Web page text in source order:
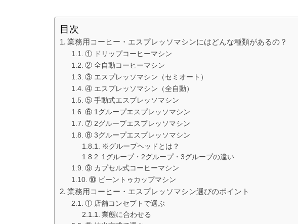
目次
業務用コーヒー・エスプレッソマシンにはどんな種類があるの？
① ドリップコーヒーマシン
② 全自動コーヒーマシン
③ エスプレッソマシン（セミオート）
④ エスプレッソマシン（全自動）
⑤ 手動式エスプレッソマシン
⑥ 1グループエスプレッソマシン
⑦ 2グループエスプレッソマシン
⑧ 3グループエスプレッソマシン
※グループヘッドとは？
1グループ・2グループ・3グループの違い
⑨ カプセル式コーヒーマシン
⑩ ビーントゥカップマシン
業務用コーヒー・エスプレッソマシン選びのポイント
① 店舗コンセプトで選ぶ
業態に合わせる